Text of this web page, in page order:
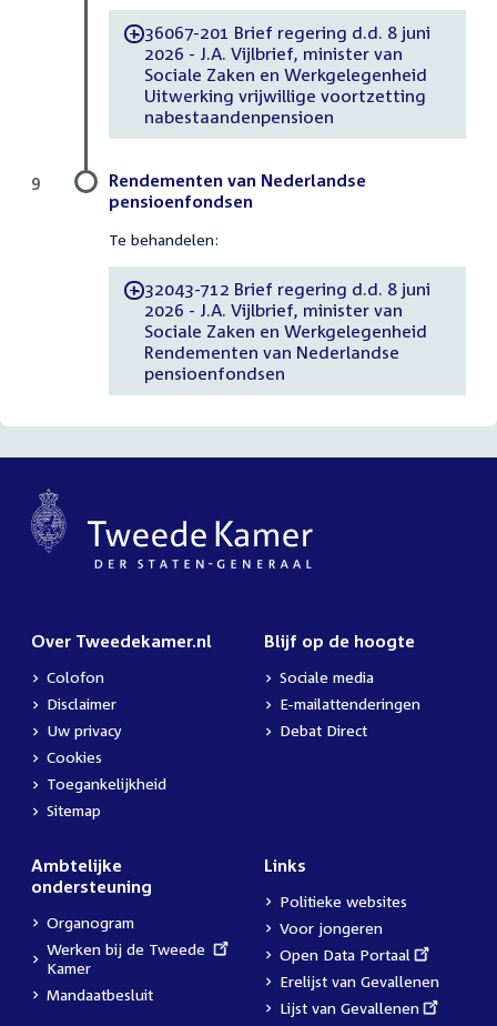
-36067-201 Brief regering d.d. 8 juni
2026 - J.A. Vijlbrief, minister van
Sociale Zaken en Werkgelegenheid
Uitwerking vrijwillige voortzetting
nabestaandenpensioen
Rendementen van Nederlandse
pensioenfondsen
Te behandelen:
-32043-712 Brief regering d.d. 8 juni
2026 - J.A. Vijlbrief, minister van
Sociale Zaken en Werkgelegenheid
Rendementen van Nederlandse
pensioenfondsen
9
Over Tweedekamer.nl
Colofon
Disclaimer
Uw privacy
Cookies
Toegankelijkheid
Sitemap
Blijf op de hoogte
Sociale media
E-mailattenderingen
Debat Direct
Ambtelijke
ondersteuning
Organogram
External
link:
Werken bij de Tweede
Kamer
Mandaatbesluit
Links
Politieke websites
Voor jongeren
External
link:
Open Data Portaal
Erelijst van Gevallenen
External
Lijst van Gevallenen